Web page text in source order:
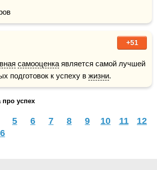
+51
самооценка является самой лучшей
подготовок к успеху в жизни.
успех
5 6 7 8 9 10 11
12